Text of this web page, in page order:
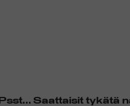
Psst... Saattaisit tykätä